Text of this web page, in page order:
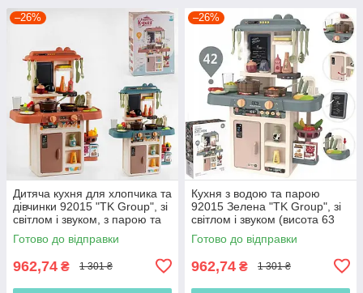
–26%
Дитяча кухня для хлопчика та
дівчинки 92015 "TK Group", зі
світлом і звуком, з парою та
водою (висота 63 см)
Готово до відправки
962,74 ₴ 1 301 ₴
–26%
Кухня з водою та парою
92015 Зелена "TK Group", зі
світлом і звуком (висота 63
см)
Готово до відправки
962,74 ₴ 1 301 ₴